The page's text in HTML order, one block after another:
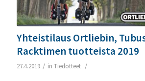
Yhteistilaus Ortliebin,
Racktimen tuotteista 2019
27.4.2019 / in Tiedotteet /